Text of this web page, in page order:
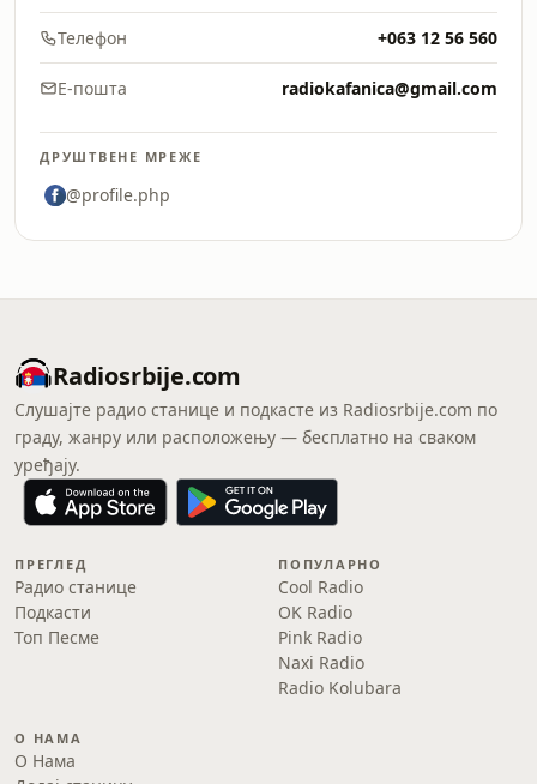
Телефон +063 12 56 560
Е-пошта radiokafanica@gmail.com
ДРУШТВЕНЕ МРЕЖЕ
@profile.php
Radiosrbije.com
Слушајте радио станице и подкасте из Radiosrbije.com по
граду, жанру или расположењу — бесплатно на сваком
уређају.
ПРЕГЛЕД
Радио станице
Подкасти
Топ Песме
ПОПУЛАРНО
Cool Radio
OK Radio
Pink Radio
Naxi Radio
Radio Kolubara
О НАМА
О Нама